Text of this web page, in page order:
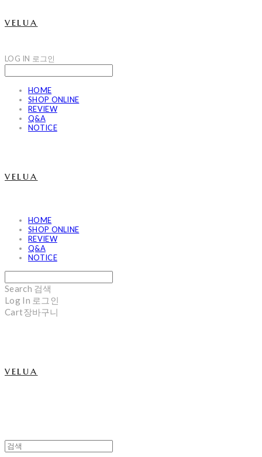
velua
LOG IN 로그인
HOME
SHOP ONLINE
REVIEW
Q&A
NOTICE
velua
HOME
SHOP ONLINE
REVIEW
Q&A
NOTICE
Search 검색
Log In 로그인
Cart장바구니
velua